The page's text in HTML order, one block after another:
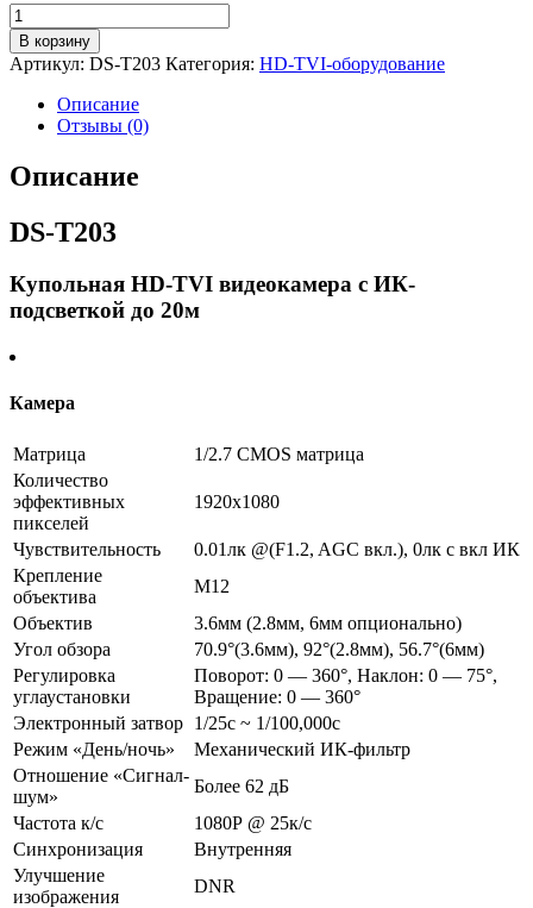
Количество
товара
Купольная
HD-
TVI
видеокамера
ИК-
подсветкой
20м
-
В корзину
Артикул: DS-T203 Категория: HD-TVI-оборудование
Описание
Отзывы (0)
Описание
DS-T203
Купольная HD-TVI видеокамера с ИК-
подсветкой до 20м
Камера
Матрица
1/2.7 CMOS матрица
Количество
эффективных
пикселей
1920х1080
Чувствительность
0.01лк @(F1.2, AGC вкл.), 0лк с вкл ИК
Крепление
объектива
М12
Объектив
3.6мм (2.8мм, 6мм опционально)
Угол обзора
70.9°(3.6мм), 92°(2.8мм), 56.7°(6мм)
Регулировка
углаустановки
Поворот: 0 — 360°, Наклон: 0 — 75°,
Вращение: 0 — 360°
Электронный затвор 1/25с ~ 1/100,000с
Режим «День/ночь»
Механический ИК-фильтр
Отношение «Сигнал-
шум»
Более 62 дБ
Частота к/с
1080Р @ 25к/с
Синхронизация
Внутренняя
Улучшение
изображения
DNR